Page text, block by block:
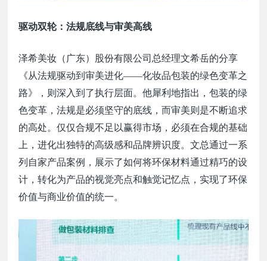
驱动双轮：法规底线与审美高线
泽希美妆（广东）股份有限公司总经理文希岳的分享
《从法规驱动到审美进化——化妆品包装的绿色变革之
路》，则深入到了执行层面。他犀利地指出，包装的绿
色变革，法规是必须坚守的底线，而审美则是不断追求
的高处。仅仅合规不足以赢得市场，必须在合规的基础
上，进化出独特的高级感和品牌辨识度。文总通过一系
列自家产品案例，展示了如何将环保材料通过精巧的设
计，转化为产品的视觉亮点和触觉记忆点，实现了环保
价值与商业价值的统一。